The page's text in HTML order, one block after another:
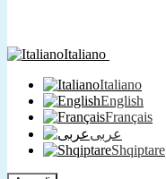
Italiano
Italiano
English
Français
عربى
Shqiptare